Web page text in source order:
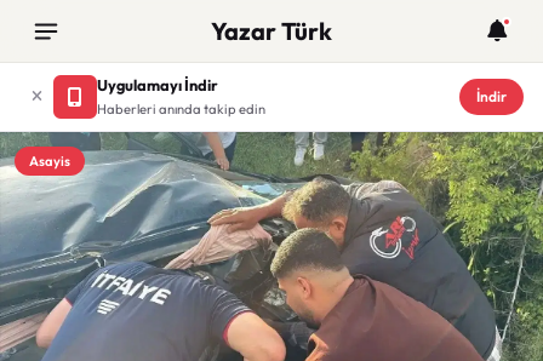
Yazar Türk
Uygulamayı İndir
Haberleri anında takip edin
İndir
Asayis